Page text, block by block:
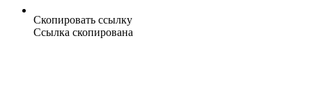
Скопировать ссылку
Ссылка скопирована